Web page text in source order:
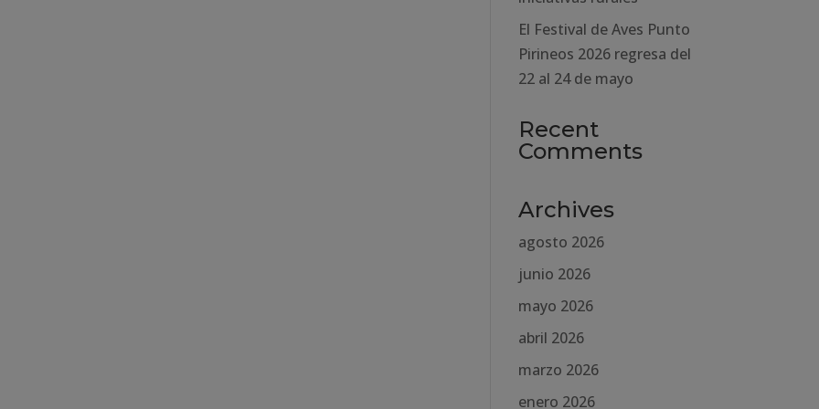
El Festival de Aves Punto
Pirineos 2026 regresa del
22 al 24 de mayo
Recent
Comments
Archives
agosto 2026
junio 2026
mayo 2026
abril 2026
marzo 2026
enero 2026